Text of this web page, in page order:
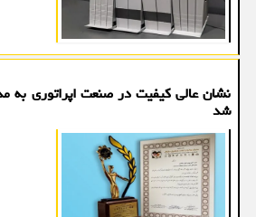
نشان عالی کیفیت در صنعت اپراتوری به
شد